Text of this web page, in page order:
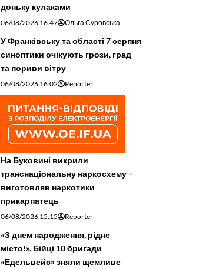
доньку кулаками
06/08/2026 16:47 Ольга Суровська
У Франківську та області 7 серпня
синоптики очікують грози, град
та пориви вітру
06/08/2026 16:02 Reporter
На Буковині викрили
транснаціональну наркосхему –
виготовляв наркотики
прикарпатець
06/08/2026 15:15 Reporter
«З днем народження, рідне
місто!». Бійці 10 бригади
«Едельвейс» зняли щемливе